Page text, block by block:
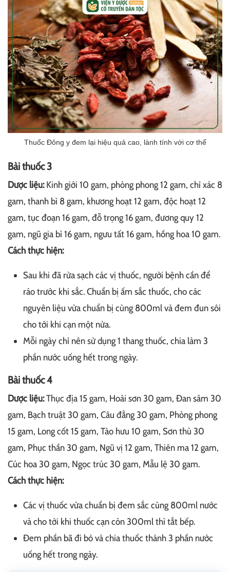
Thuốc Đông y đem lại hiệu quả cao, lành tính với cơ thể
Bài thuốc 3
Dược liệu:Kinh giới 10 gam, phòng phong 12 gam, chỉ xác 8
gam, thanh bì 8 gam, khương hoạt 12 gam, độc hoạt 12
gam, tục đoạn 16 gam, đỗ trọng 16 gam, đương quy 12
gam, ngũ gia bì 16 gam, ngưu tất 16 gam, hồng hoa 10 gam.
Cách thực hiện:
Sau khi đã rửa sạch các vị thuốc, người bệnh cần để
ráo trước khi sắc. Chuẩn bị ấm sắc thuốc, cho các
nguyên liệu vừa chuẩn bị cùng 800ml và đem đun sôi
cho tới khi cạn một nửa.
Mỗi ngày chỉ nên sử dụng 1 thang thuốc, chia làm 3
phần nước uống hết trong ngày.
Bài thuốc 4
Dược liệu:Thục địa 15 gam, Hoài sơn 30 gam, Đan sâm 30
gam, Bạch truật 30 gam, Câu đằng 30 gam, Phòng phong
15 gam, Long cốt 15 gam, Tào hưu 10 gam, Sơn thù 30
gam, Phục thần 30 gam, Ngũ vị 12 gam, Thiên ma 12 gam,
Cúc hoa 30 gam, Ngọc trúc 30 gam, Mẫu lệ 30 gam.
Cách thực hiện:
Các vị thuốc vừa chuẩn bị đem sắc cùng 800ml nước
và cho tới khi thuốc cạn còn 300ml thì tắt bếp.
Đem phần bã đi bỏ và chia thuốc thành 3 phần nước
uống hết trong ngày.